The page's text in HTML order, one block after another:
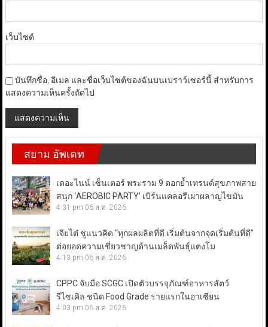
เว็บไซต์
บันทึกชื่อ, อีเมล และชื่อเว็บไซต์ของฉันบนเบราว์เซอร์นี้ สำหรับการ
แสดงความเห็นครั้งถัดไป
สยาม อัพเดท
เดอะไนน์ เซ็นเตอร์ พระราม 9 ตอกย้ำเทรนด์สุขภาพสาย
สนุก ‘AEROBIC PARTY’ เบิร์นแคลอรีเผาผลาญไขมัน
4:31 pm 06 ส.ค. 2026
เจียไต๋ ชูแนวคิด “ทุกผลผลิตที่ดี เริ่มต้นจากจุดเริ่มต้นที่ดี”
ต่อยอดความเชี่ยวชาญด้านเมล็ดพันธุ์แตงโม
4:13 pm 06 ส.ค. 2026
CPPC จับมือ SCGC เปิดตัวบรรจุภัณฑ์อาหารสัตว์
รีไซเคิล ชนิด Food Grade รายแรกในอาเซียน
4:03 pm 06 ส.ค. 2026